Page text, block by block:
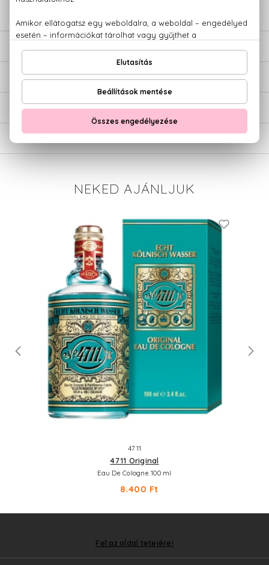
ÉRTÉKELÉSEK (0)
SZÁLLÍTÁS
NEKED AJÁNLJUK
4711
4711 Original
Eau De Cologne 100 ml
8.400 Ft
Fel az oldal tetejére!